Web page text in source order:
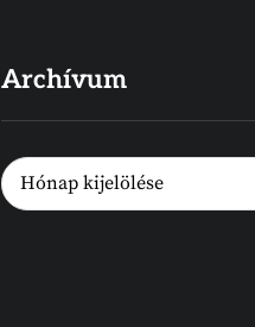
Archívum
Archívum
Hónap kijelölése
Archívum